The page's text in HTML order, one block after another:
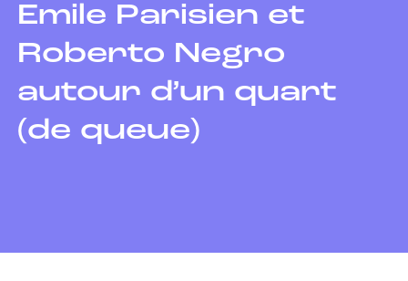
Emile Parisien et
Roberto Negro
autour d’un quart
(de queue)